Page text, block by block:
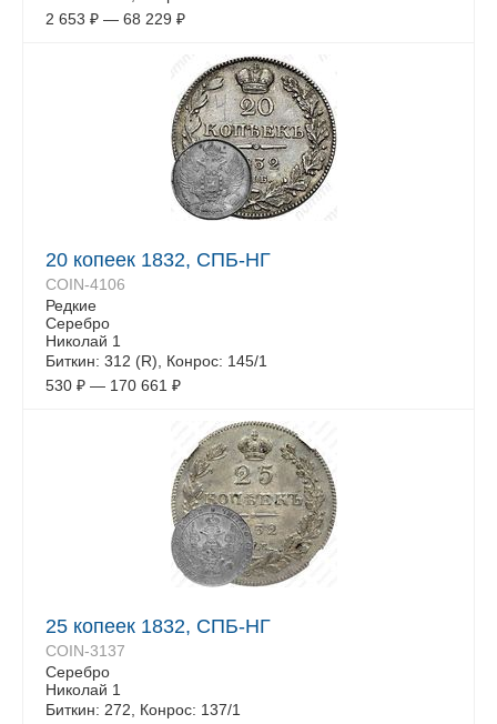
2 653 ₽ — 68 229 ₽
20 копеек 1832, СПБ-НГ
COIN-4106
Редкие
Серебро
Николай 1
Биткин: 312 (R), Конрос: 145/1
530 ₽ — 170 661 ₽
25 копеек 1832, СПБ-НГ
COIN-3137
Серебро
Николай 1
Биткин: 272, Конрос: 137/1